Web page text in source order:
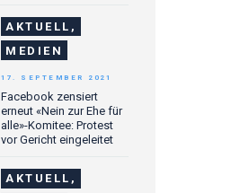
AKTUELL,
MEDIEN
Facebook zensiert
erneut «Nein zur Ehe für
alle»-Komitee: Protest
vor Gericht eingeleitet
17. SEPTEMBER 2021
AKTUELL,